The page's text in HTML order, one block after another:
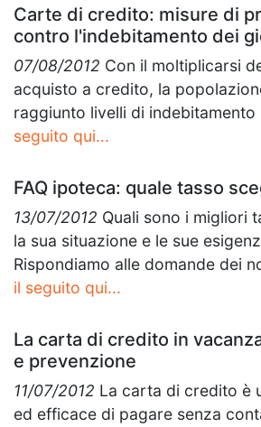
Carte di credito: misure di
contro l'indebitamento dei
07/08/2012 Con il moltiplicarsi
acquisto a credito, la
raggiunto livelli di indebitamento
seguito qui...
FAQ ipoteca: quale tasso
13/07/2012 Quali sono i migliori
la sua situazione e le sue
Rispondiamo alle domande dei
il seguito qui...
La carta di credito in
e prevenzione
11/07/2012 La carta di credito è
ed efficace di pagare senza